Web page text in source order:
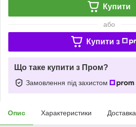
Купити
або
Купити з
Що таке купити з Пром?
Замовлення під захистом
Опис Характеристики Доставка